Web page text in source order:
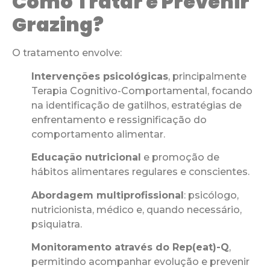
Grazing?
O tratamento envolve:
Intervenções psicológicas, principalmente
Terapia Cognitivo-Comportamental, focando
na identificação de gatilhos, estratégias de
enfrentamento e ressignificação do
comportamento alimentar.
Educação nutricional e promoção de
hábitos alimentares regulares e conscientes.
Abordagem multiprofissional: psicólogo,
nutricionista, médico e, quando necessário,
psiquiatra.
Monitoramento através do Rep(eat)-Q,
permitindo acompanhar evolução e prevenir